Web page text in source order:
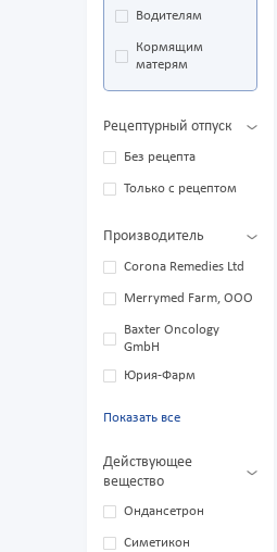
Водителям
Кормящим
матерям
Рецептурный отпуск
Без рецепта
Только с рецептом
Производитель
Corona Remedies Ltd
Merrymed Farm, ООО
Baxter Oncology
GmbH
Юрия-Фарм
Показать все
Действующее
вещество
Ондансетрон
Симетикон